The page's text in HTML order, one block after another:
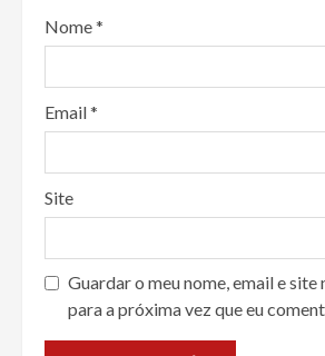
Nome*
Email*
Site
Guardar o meu nome, email e site
para a próxima vez que eu